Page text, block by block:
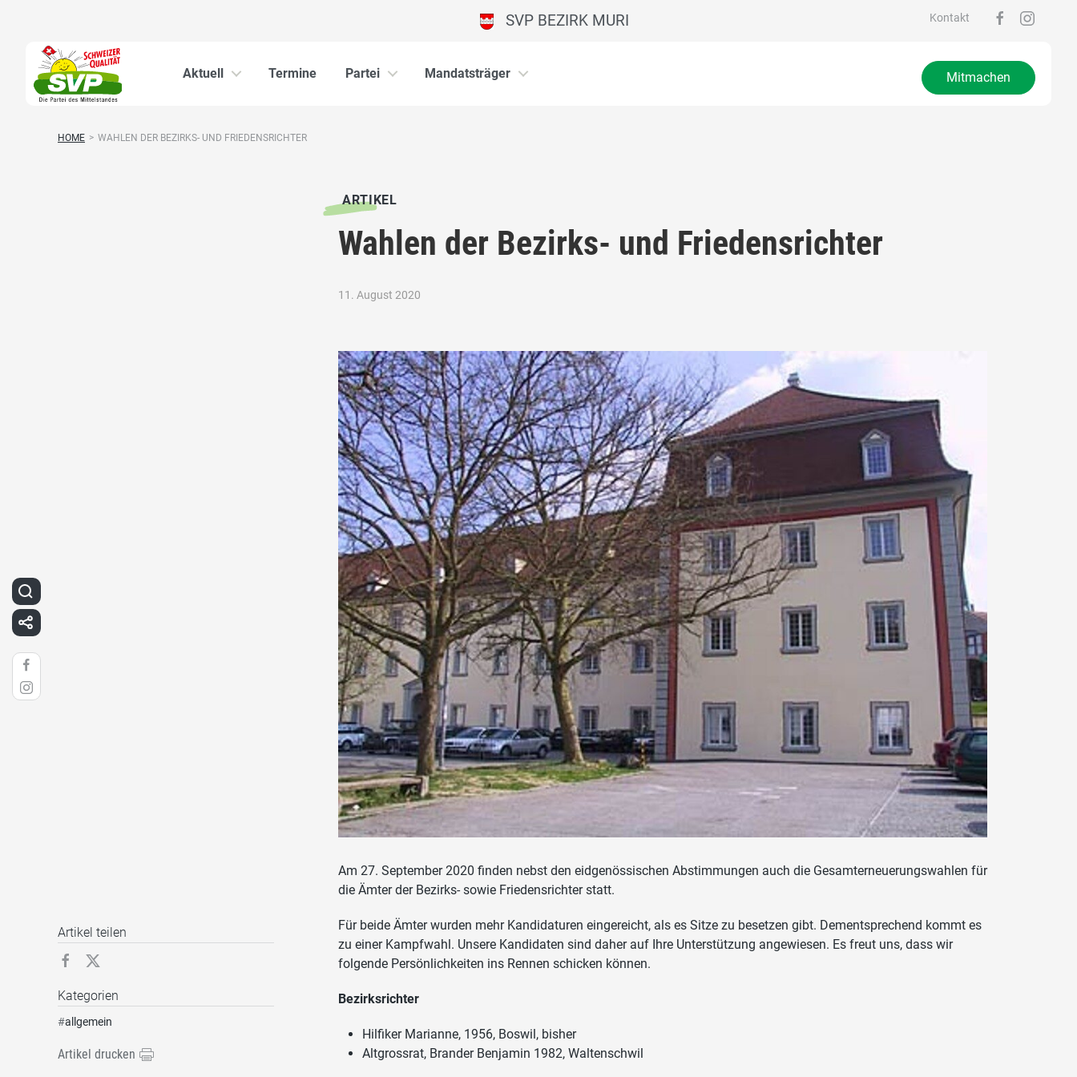
Kontakt
SVP BEZIRK MURI
Aktuell Termine Partei Mandatsträger Mitmachen
HOME > WAHLEN DER BEZIRKS- UND FRIEDENSRICHTER
ARTIKEL
Wahlen der Bezirks- und Friedensrichter
11. August 2020
Am 27. September 2020 finden nebst den eidgenössischen Abstimmungen auch die Gesamterneuerungswahlen für
die Ämter der Bezirks- sowie Friedensrichter statt.
Für beide Ämter wurden mehr Kandidaturen eingereicht, als es Sitze zu besetzen gibt. Dementsprechend kommt es
zu einer Kampfwahl. Unsere Kandidaten sind daher auf Ihre Unterstützung angewiesen. Es freut uns, dass wir
folgende Persönlichkeiten ins Rennen schicken können.
Bezirksrichter
Hilfiker Marianne, 1956, Boswil, bisher
Altgrossrat, Brander Benjamin 1982, Waltenschwil
Artikel teilen
Kategorien
#allgemein
Artikel drucken